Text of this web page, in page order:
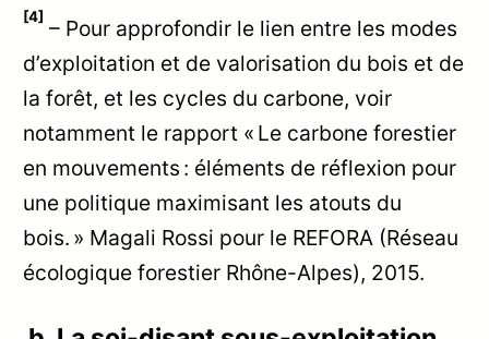
[4] – Pour approfondir le lien entre les modes
d’exploitation et de valorisation du bois et de
la forêt, et les cycles du carbone, voir
notamment le rapport « Le carbone forestier
en mouvements : éléments de réflexion pour
une politique maximisant les atouts du
bois. » Magali Rossi pour le REFORA (Réseau
écologique forestier Rhône-Alpes), 2015.